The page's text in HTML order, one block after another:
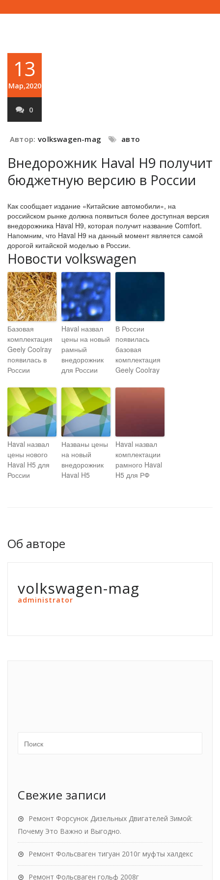
13
Мар,2020
0
Автор: volkswagen-mag авто
Внедорожник Haval H9 получит
бюджетную версию в России
Как сообщает издание «Китайские автомобили», на
российском рынке должна появиться более доступная версия
внедорожника Haval H9, которая получит название Comfort.
Напомним, что Haval H9 на данный момент является самой
дорогой китайской моделью в России.
Новости volkswagen
Базовая
комплектация
Geely Coolray
появилась в
России
Haval назвал
цены на новый
рамный
внедорожник
для России
В России
появилась
базовая
комплектация
Geely Coolray
Haval назвал
цены нового
Haval H5 для
России
Названы цены
на новый
внедорожник
Haval H5
Haval назвал
комплектации
рамного Haval
H5 для РФ
Об авторе
volkswagen-mag
administrator
Свежие записи
Ремонт Форсунок Дизельных Двигателей Зимой:
Почему Это Важно и Выгодно.
Ремонт Фольсваген тигуан 2010г муфты халдекс
Ремонт Фольсваген гольф 2008г